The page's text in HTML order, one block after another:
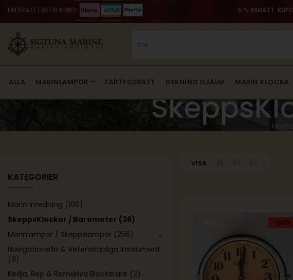
FRI FRAKT | BETALA MED 5 % RABATT.
ALLA MARINLAMPOR FARTYGSRATT DYKNING HJÄLM MARIN KLOCKA
Home
KATEGORIER
Marin Inredning (100)
SkeppsKlockor / Barometer (36)
Marinlampor / Skeppslampor (256)
Navigationella & Vetenskapliga Instrument
(8)
Kedja, Rep & Remskiva Blockerare (2)
VISA
-50%